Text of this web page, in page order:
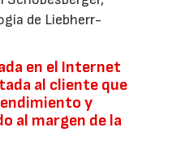
de Liebherr-
en el Internet
al cliente que
y
al margen de la